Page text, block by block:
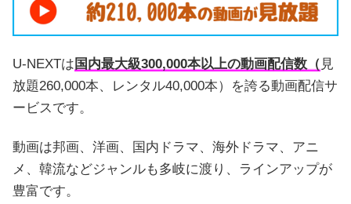
U-NEXTは 国内最大級300,000本以上の動画配信数（ 見
放題260,000本、レンタル40,000本）を誇る動画配信サ
ービスです。
動画は邦画、洋画、国内ドラマ、海外ドラマ、アニ
メ、韓流などジャンルも多岐に渡り、ラインアップが
豊富です。